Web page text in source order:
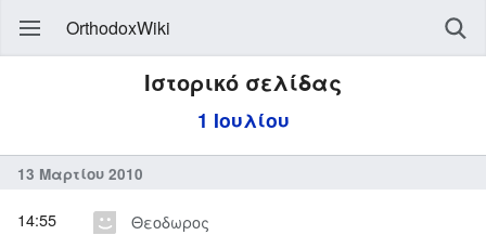
OrthodoxWiki
Ιστορικό σελίδας
1 Ιουλίου
13 Μαρτίου 2010
Θεοδωρος
14:55